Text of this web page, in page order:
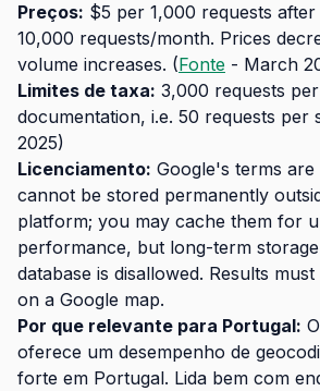
Preços: $5 per 1,000 requests
10,000 requests/month. Prices
volume increases. (Fonte - March
Limites de taxa: 3,000 requests
documentation, i.e. 50 requests per
2025)
Licenciamento: Google's terms are
cannot be stored permanently
platform; you may cache them for
performance, but long-term
database is disallowed. Results
on a Google map.
Por que relevante para Portugal:
oferece um desempenho de
forte em Portugal. Lida bem com